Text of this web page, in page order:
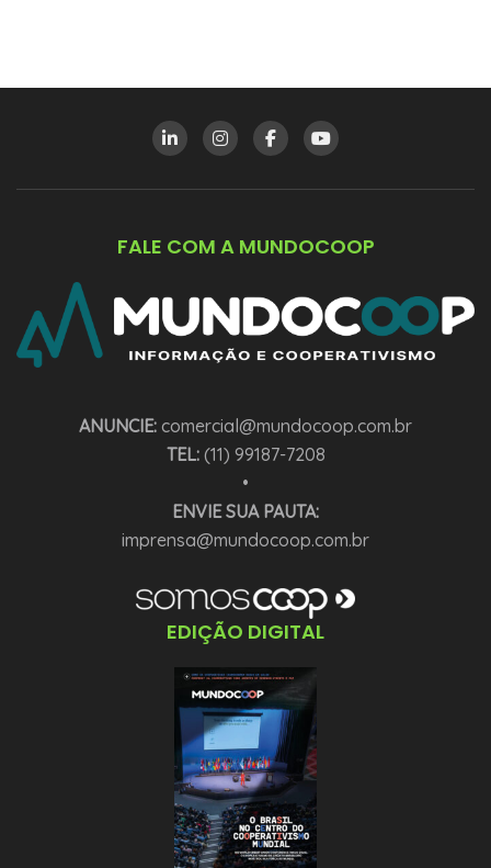
FALE COM A MUNDOCOOP
ANUNCIE: comercial@mundocoop.com.br
TEL:(11) 99187-7208
•
ENVIE SUA PAUTA:
imprensa@mundocoop.com.br
EDIÇÃO DIGITAL